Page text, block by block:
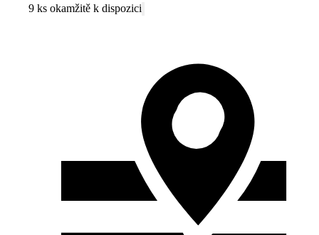
9 ks okamžitě k dispozici